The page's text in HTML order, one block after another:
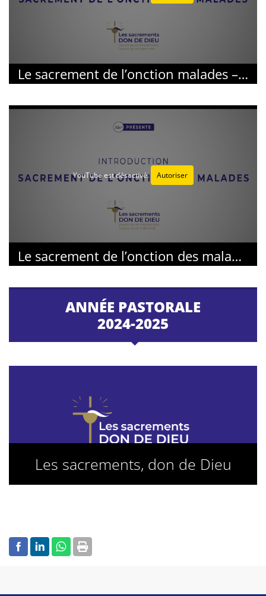
Le sacrement de l’onction malades – Œuvre d’art
YouTube est désactivé. Autoriser
Le sacrement de l’onction des malades - Introduction
ANNÉE PASTORALE
2024-2025
Les sacrements, don de Dieu